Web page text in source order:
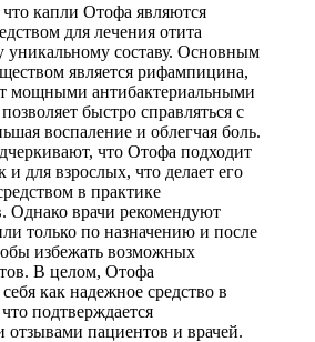
капли Отофа являются
для лечения отита
уникальному составу. Основным
является рифампицина,
мощными антибактериальными
быстро справляться с
воспаление и облегчая боль.
что Отофа подходит
и для взрослых, что делает его
в практике
Однако врачи рекомендуют
только по назначению и после
избежать возможных
В целом, Отофа
как надежное средство в
подтверждается
пациентов и врачей.